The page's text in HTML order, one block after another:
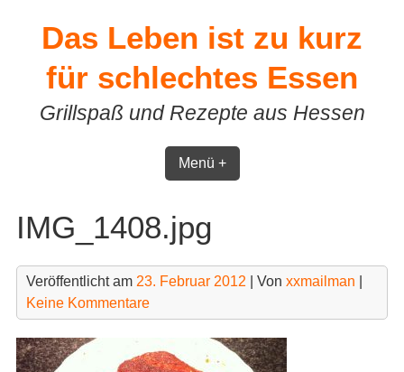
contentDas Leben ist zu kurz
für schlechtes Essen
Grillspaß und Rezepte aus Hessen
Menü +
IMG_1408.jpg
Veröffentlicht am 23. Februar 2012 | Von xxmailman
Keine Kommentare